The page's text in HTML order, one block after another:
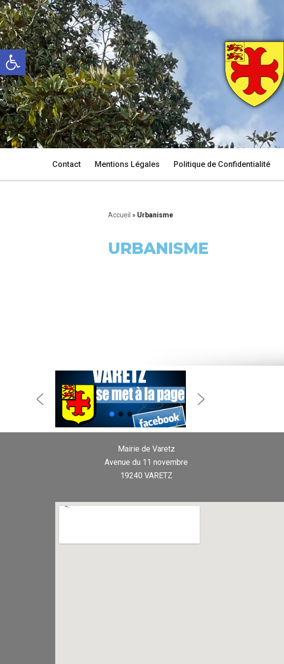
Ouvrir la barre d’outils
Aller
au
contenu
Contact Mentions Légales Politique de Confidentialité
Accueil » Urbanisme
URBANISME
Mairie de Varetz
Avenue du 11 novembre
19240 VARETZ